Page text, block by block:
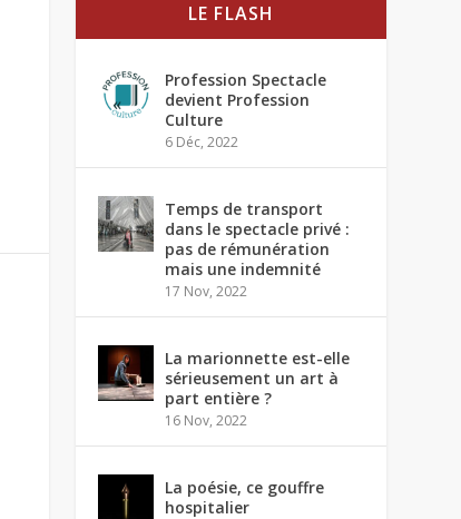
LE FLASH
Profession Spectacle
devient Profession
Culture
6 Déc, 2022
Temps de transport
dans le spectacle privé :
pas de rémunération
mais une indemnité
17 Nov, 2022
La marionnette est-elle
sérieusement un art à
part entière ?
16 Nov, 2022
La poésie, ce gouffre
hospitalier